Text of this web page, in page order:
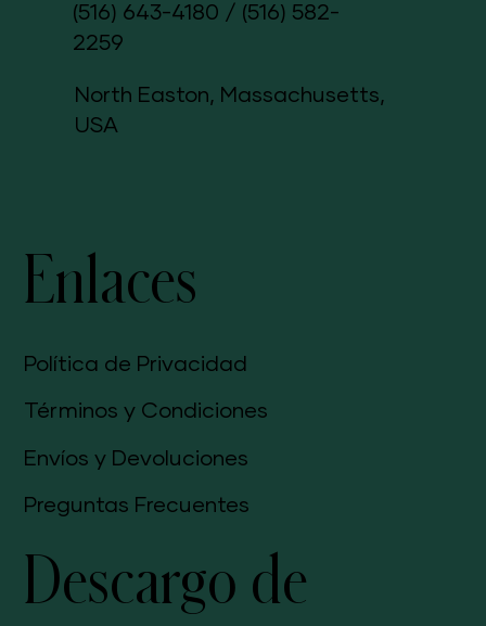
(516) 643-4180 / (516) 582-
2259
North Easton, Massachusetts,
USA
Descargo de
Enlaces
Política de Privacidad
Términos y Condiciones
Envíos y Devoluciones
Preguntas Frecuentes